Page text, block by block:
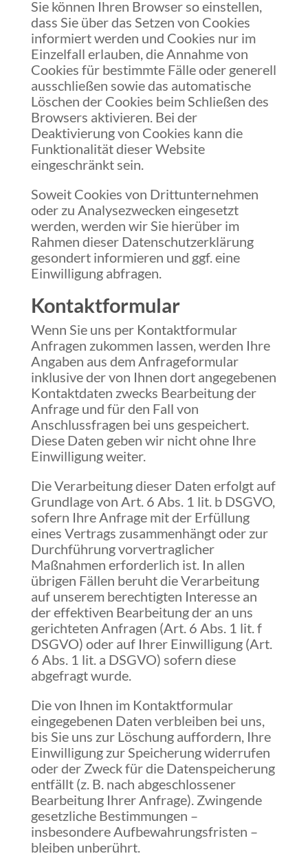
Sie können Ihren Browser so einstellen,
dass Sie über das Setzen von Cookies
informiert werden und Cookies nur im
Einzelfall erlauben, die Annahme von
Cookies für bestimmte Fälle oder generell
ausschließen sowie das automatische
Löschen der Cookies beim Schließen des
Browsers aktivieren. Bei der
Deaktivierung von Cookies kann die
Funktionalität dieser Website
eingeschränkt sein.
Soweit Cookies von Drittunternehmen
oder zu Analysezwecken eingesetzt
werden, werden wir Sie hierüber im
Rahmen dieser Datenschutzerklärung
gesondert informieren und ggf. eine
Einwilligung abfragen.
Kontaktformular
Wenn Sie uns per Kontaktformular
Anfragen zukommen lassen, werden Ihre
Angaben aus dem Anfrageformular
inklusive der von Ihnen dort angegebenen
Kontaktdaten zwecks Bearbeitung der
Anfrage und für den Fall von
Anschlussfragen bei uns gespeichert.
Diese Daten geben wir nicht ohne Ihre
Einwilligung weiter.
Die Verarbeitung dieser Daten erfolgt auf
Grundlage von Art. 6 Abs. 1 lit. b DSGVO,
sofern Ihre Anfrage mit der Erfüllung
eines Vertrags zusammenhängt oder zur
Durchführung vorvertraglicher
Maßnahmen erforderlich ist. In allen
übrigen Fällen beruht die Verarbeitung
auf unserem berechtigten Interesse an
der effektiven Bearbeitung der an uns
gerichteten Anfragen (Art. 6 Abs. 1 lit. f
DSGVO) oder auf Ihrer Einwilligung (Art.
6 Abs. 1 lit. a DSGVO) sofern diese
abgefragt wurde.
Die von Ihnen im Kontaktformular
eingegebenen Daten verbleiben bei uns,
bis Sie uns zur Löschung auffordern, Ihre
Einwilligung zur Speicherung widerrufen
oder der Zweck für die Datenspeicherung
entfällt (z. B. nach abgeschlossener
Bearbeitung Ihrer Anfrage). Zwingende
gesetzliche Bestimmungen –
insbesondere Aufbewahrungsfristen –
bleiben unberührt.